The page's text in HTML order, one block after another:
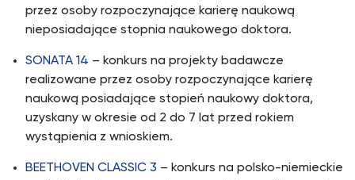
przez osoby rozpoczynające karierę naukową
nieposiadające stopnia naukowego doktora.
SONATA 14 – konkurs na projekty badawcze
realizowane przez osoby rozpoczynające karierę
naukową posiadające stopień naukowy doktora,
uzyskany w okresie od 2 do 7 lat przed rokiem
wystąpienia z wnioskiem.
BEETHOVEN CLASSIC 3 – konkurs na polsko-niemieckie